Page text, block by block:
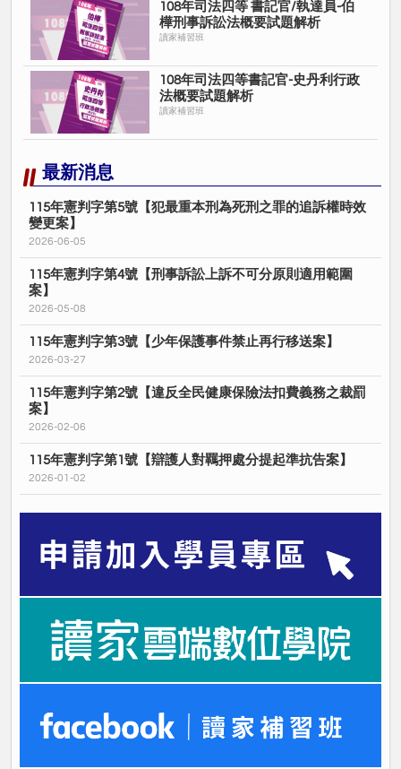
108年司法四等 書記官/執達員-伯
樺刑事訴訟法概要試題解析
讀家補習班
108年司法四等書記官-史丹利行政
法概要試題解析
讀家補習班
最新消息
115年憲判字第5號【犯最重本刑為死刑之罪的追訴權時效
變更案】
2026-06-05
115年憲判字第4號【刑事訴訟上訴不可分原則適用範圍
案】
2026-05-08
115年憲判字第3號【少年保護事件禁止再行移送案】
2026-03-27
115年憲判字第2號【違反全民健康保險法扣費義務之裁罰
案】
2026-02-06
115年憲判字第1號【辯護人對羈押處分提起準抗告案】
2026-01-02